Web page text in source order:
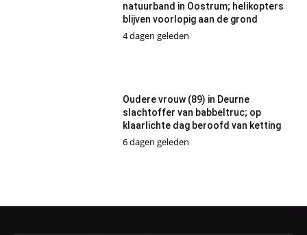
natuurband in Oostrum; helikopters
blijven voorlopig aan de grond
4 dagen geleden
Oudere vrouw (89) in Deurne
slachtoffer van babbeltruc; op
klaarlichte dag beroofd van ketting
6 dagen geleden